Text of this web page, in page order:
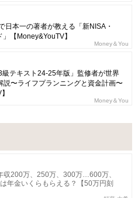
日本一の著者が教える「新NISA・
【Money&YouTV】
Money＆You
級テキスト24-25年版」監修者が世界
説〜ライフプランニングと資金計画〜
Money＆You
収200万、250万、300万…600万、
年金いくらもらえる？【50万円刻